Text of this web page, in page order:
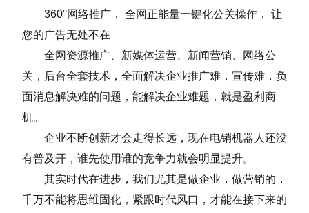
360°网络推广， 全网正能量一键化公关操作， 让
您的广告无处不在
全网资源推广、新媒体运营、新闻营销、网络公
关，后台全套技术，全面解决企业推广难，宣传难，负
面消息解决难的问题，能解决企业难题，就是盈利商
机。
企业不断创新才会走得长远，现在电销机器人还没
有普及开，谁先使用谁的竞争力就会明显提升。
其实时代在进步，我们尤其是做企业，做营销的，
千万不能将思维固化，紧跟时代风口，才能在接下来的